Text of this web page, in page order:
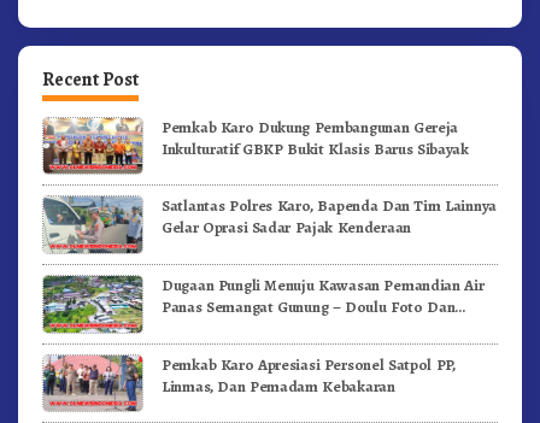
Recent Post
Pemkab Karo Dukung Pembangunan Gereja
Inkulturatif GBKP Bukit Klasis Barus Sibayak
Satlantas Polres Karo, Bapenda Dan Tim Lainnya
Gelar Oprasi Sadar Pajak Kenderaan
Dugaan Pungli Menuju Kawasan Pemandian Air
Panas Semangat Gunung – Doulu Foto Dan
Pemkab Karo Apresiasi Personel Satpol PP,
Linmas, Dan Pemadam Kebakaran